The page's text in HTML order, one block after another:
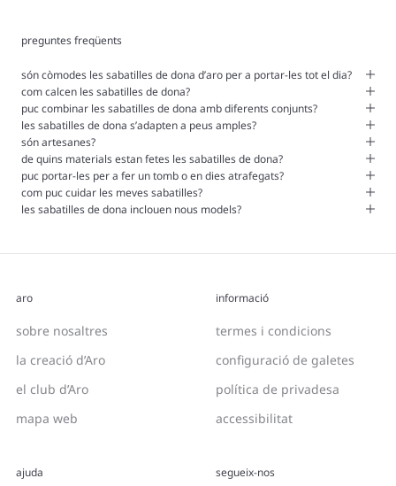
preguntes freqüents
són còmodes les sabatilles de dona d’aro per a portar-les tot el dia?
com calcen les sabatilles de dona?
puc combinar les sabatilles de dona amb diferents conjunts?
les sabatilles de dona s’adapten a peus amples?
són artesanes?
de quins materials estan fetes les sabatilles de dona?
puc portar-les per a fer un tomb o en dies atrafegats?
com puc cuidar les meves sabatilles?
les sabatilles de dona inclouen nous models?
aro
sobre nosaltres
la creació d’Aro
el club d’Aro
mapa web
informació
termes i condicions
configuració de galetes
política de privadesa
accessibilitat
ajuda segueix-nos